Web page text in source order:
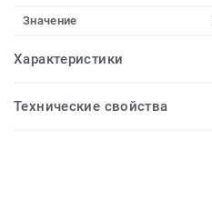
Значение
Характеристики
Технические свойства